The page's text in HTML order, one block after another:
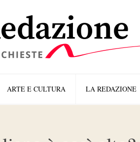
ARTE E CULTURA LA REDAZIONE